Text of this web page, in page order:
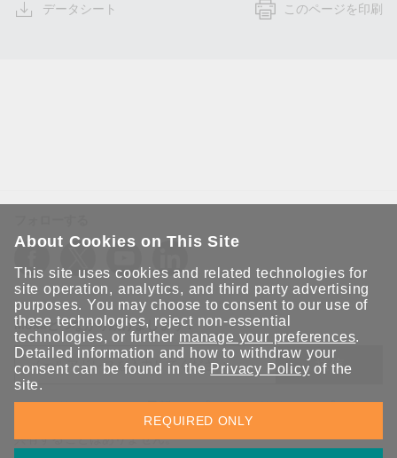
データシート このページを印刷
Moxaとつながり続けましょう！
送信
Moxaソリューションの最新アップデートにサインアップしま
す。 Moxaではプライバシーを尊重しており、メールを他の人と
共有することはありません。
About Cookies on This Site
This site uses cookies and related technologies for
site operation, analytics, and third party advertising
purposes. You may choose to consent to our use of
these technologies, reject non-essential
technologies, or further manage your preferences.
Detailed information and how to withdraw your
consent can be found in the Privacy Policy of the
site.
REQUIRED ONLY